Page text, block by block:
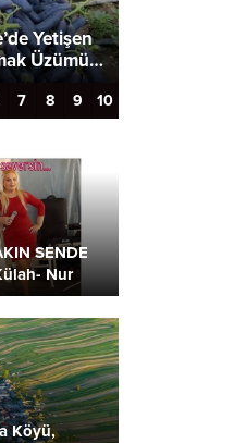
Yetişen
Üzümü…
7 8 9 10
SENDE
Nur
Köyü,